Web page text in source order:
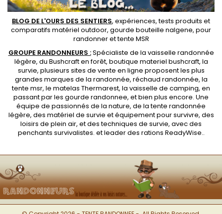
BLOG DE L'OURS DES SENTIERS, expériences, tests produits et
comparatifs matériel outdoor, gourde bouteille nalgene, pour
randonner ettente MSR
GROUPE RANDONNEURS :Spécialiste de la vaisselle randonnée
légère, du Bushcraft en forêt, boutique materiel bushcraft, la
survie, plusieurs sites de vente en ligne proposent les plus
grandes marques de la randonnée, réchaud randonnée, la
tente msr, le matelas Thermarest, la vaisselle de camping, en
passant par les gourde randonnee, et bien plus encore. Une
équipe de passionnés de la nature, de latente randonnée
légère, des matériel de survie et équipement pour survivre, des
loisirs de plein air, et des techniques de survie, avec des
penchants survivalistes. et leader des rations ReadyWise..